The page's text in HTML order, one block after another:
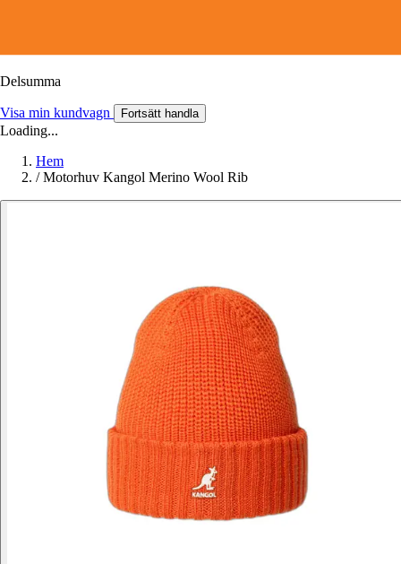
Delsumma
Visa min kundvagn Fortsätt handla
Loading...
Hem
/ Motorhuv Kangol Merino Wool Rib